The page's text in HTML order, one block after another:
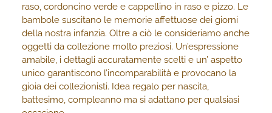
raso, cordoncino verde e cappellino in raso e pizzo. Le
bambole suscitano le memorie affettuose dei giorni
della nostra infanzia. Oltre a ciò le consideriamo anche
oggetti da collezione molto preziosi. Un’espressione
amabile, i dettagli accuratamente scelti e un’ aspetto
unico garantiscono l’incomparabilità e provocano la
gioia dei collezionisti. Idea regalo per nascita,
battesimo, compleanno ma si adattano per qualsiasi